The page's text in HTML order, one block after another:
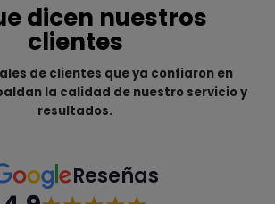
dicen nuestros
clientes
de clientes que ya confiaron en
la calidad de nuestro servicio y
resultados.
Reseñas